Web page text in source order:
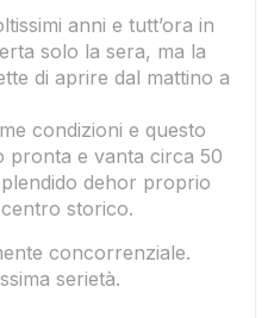
anni e tutt’ora in
solo la sera, ma la
di aprire dal mattino a
condizioni e questo
pronta e vanta circa 50
dehor proprio
storico.
concorrenziale.
serietà.